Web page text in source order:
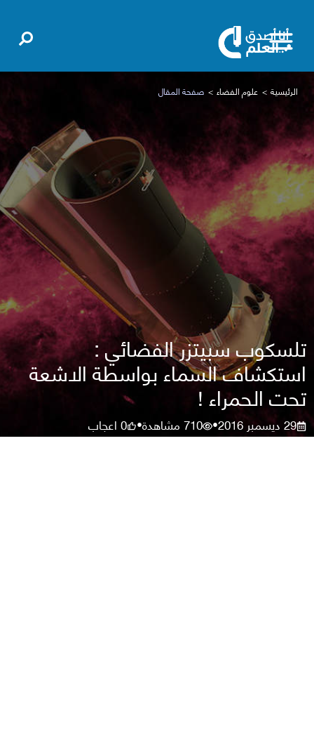
الرئيسية علوم الفضاء صفحة المقال
تلسكوب سبيتزر الفضائي :
استكشاف السماء بواسطة الاشعة
تحت الحمراء !
29 ديسمبر 2016 •
710مشاهدة•
0اعجاب